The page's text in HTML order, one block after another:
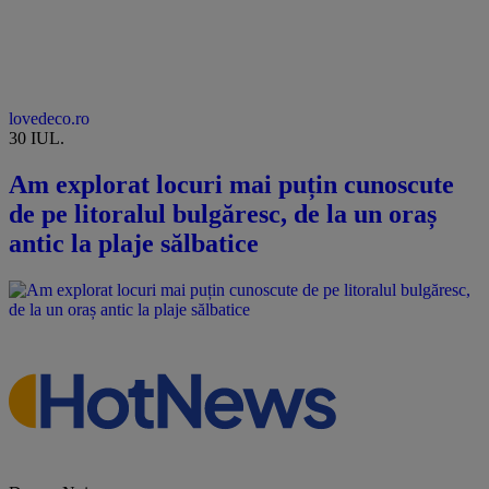
lovedeco.ro
30 IUL.
Am explorat locuri mai puțin cunoscute
de pe litoralul bulgăresc, de la un oraș
antic la plaje sălbatice